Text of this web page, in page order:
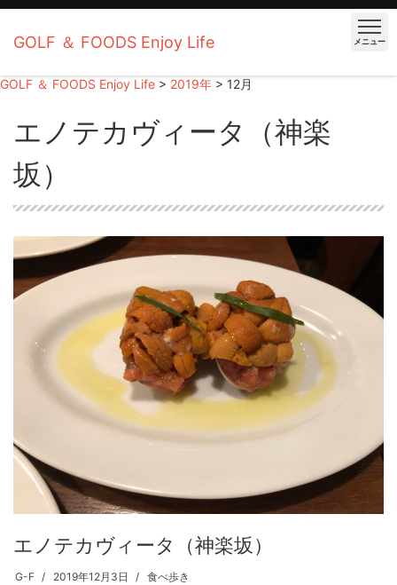
GOLF ＆ FOODS Enjoy Life メニュー
GOLF ＆ FOODS Enjoy Life > 2019年 > 12月
エノテカヴィータ（神楽
坂）
エノテカヴィータ（神楽坂）
G-F 2019年12月3日 食べ歩き